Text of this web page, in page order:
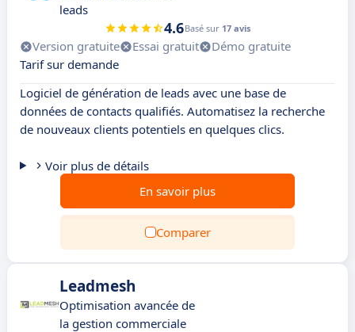
leads
4.6Basé sur 17 avis
Version gratuite Essai gratuit
Démo gratuite
Tarif sur demande
Logiciel de génération de leads avec une base de
données de contacts qualifiés. Automatisez la recherche
de nouveaux clients potentiels en quelques clics.
Voir plus de détails
En savoir plus
Comparer
Leadmesh
Optimisation avancée de
la gestion commerciale